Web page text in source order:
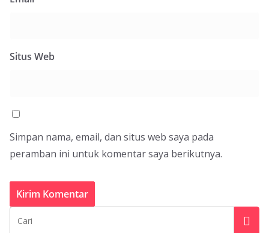
Situs Web
Simpan nama, email, dan situs web saya pada
peramban ini untuk komentar saya berikutnya.